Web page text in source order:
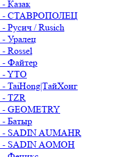
- Казак
- СТАВРОПОЛЕЦ
- Русич / Rusich
- Уралец
- Rossel
- Файтер
- YTO
- TaiHong|ТайХонг
- TZR
- GEOMETRY
- Батыр
- SADIN AUMAHR
- SADIN AOMOH